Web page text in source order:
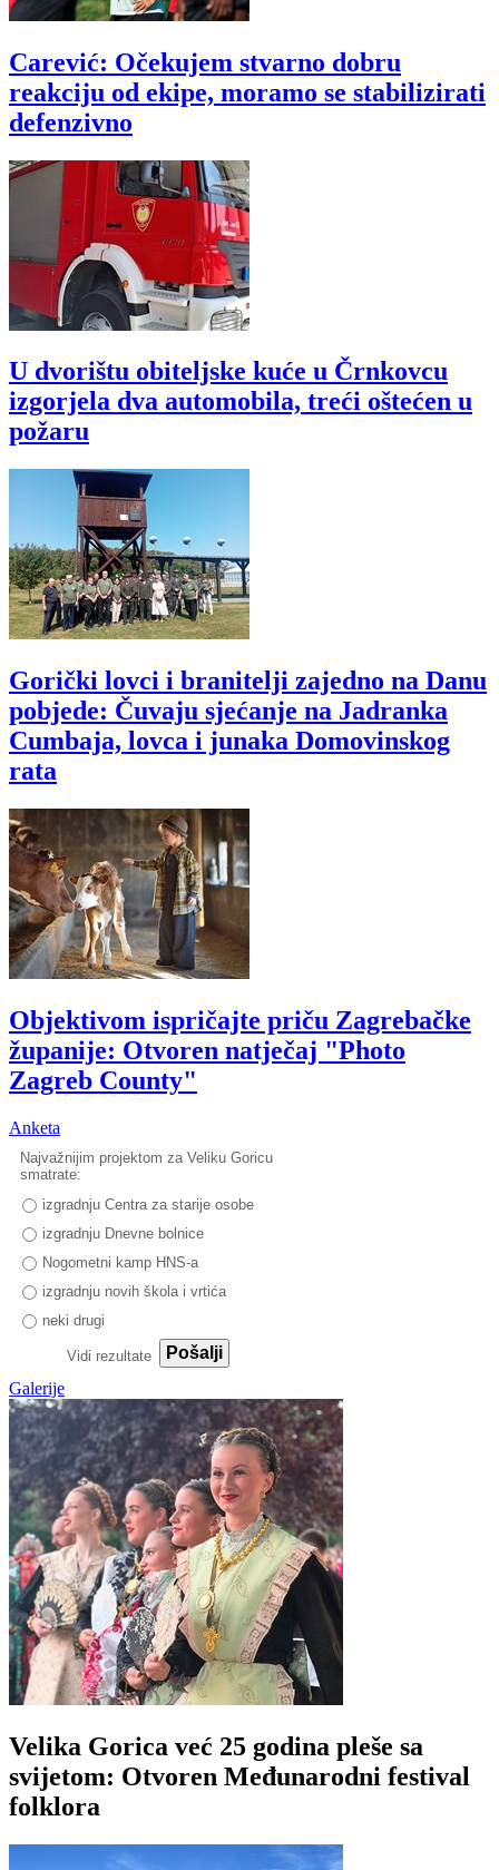
Carević: Očekujem stvarno dobru
reakciju od ekipe, moramo se stabilizirati
defenzivno
U dvorištu obiteljske kuće u Črnkovcu
izgorjela dva automobila, treći oštećen u
požaru
Gorički lovci i branitelji zajedno na Danu
pobjede: Čuvaju sjećanje na Jadranka
Cumbaja, lovca i junaka Domovinskog
rata
Objektivom ispričajte priču Zagrebačke
županije: Otvoren natječaj "Photo
Zagreb County"
Anketa
Najvažnijim projektom za Veliku Goricu
smatrate:
izgradnju Centra za starije osobe
izgradnju Dnevne bolnice
Nogometni kamp HNS-a
izgradnju novih škola i vrtića
neki drugi
Vidi rezultate
Pošalji
Galerije
Velika Gorica već 25 godina pleše sa
svijetom: Otvoren Međunarodni festival
folklora